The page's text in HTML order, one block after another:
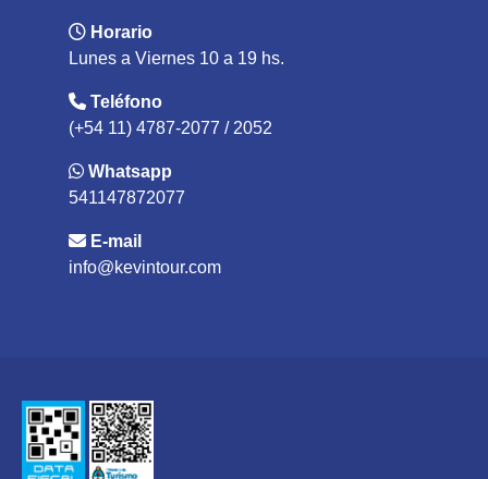
Horario
Lunes a Viernes 10 a 19 hs.
Teléfono
(+54 11) 4787-2077 / 2052
Whatsapp
541147872077
E-mail
info@kevintour.com